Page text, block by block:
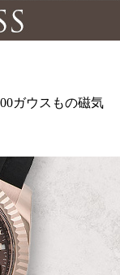
ガウスもの磁気